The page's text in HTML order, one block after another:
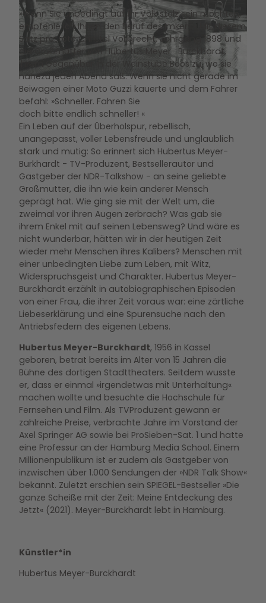
© Hallenbad - Zentrum junge Kultur Wolfsburg GmbH | CC-BY-SA
© Hallenbad - Zentrum junge Kultur Wolfsburg GmbH |
»Wenn Sie unbedingt auf Ihr Volk stolz sein möchten,
empfehle ich Ihnen den Beruf des Imkers.« Mit diesem
Satz prostete Christel Vollbrecht, Jahrgang 1898 und
die Großmutter von Hubertus Meyer- Burckhardt,
ihrem Gegenüber in der Weinstube Boos zu, wo sie
nahezu jeden Abend saß. Wenn sie nicht gerade im
Beiwagen einer Moto Guzzi kauerte und dem Fahrer
befahl: »Schneller. Fahren Sie
doch bitte endlich schneller! «
Ein Leben auf der Überholspur, rebellisch,
unangepasst, voller Lebensfreude und unglaublich
stark und mutig: So erinnert sich Hubertus Meyer-
Burkhardt - TV-Produzent, Bestsellerautor und
Gastgeber der NDR-Talkshow - an seine geliebte
Großmutter, die ihn wie kein anderer Mensch
geprägt hat. Wie ging sie mit der Welt um, die
zweimal vor ihren Augen zerbrach? Was gab sie
ihrem Enkel mit auf seinen Lebensweg? Und wäre es
nicht wunderbar, hätten wir in der heutigen Zeit
wieder mehr Menschen ihres Kalibers? Menschen mit
einer unbedingten Liebe zum Leben, mit Witz,
Widerspruchsgeist und Charakter. Hubertus Meyer-
Burckhardt erzählt in autobiographischen Episoden
von einer Frau, die ihrer Zeit voraus war: eine zärtliche
Liebeserklärung und eine Spurensuche nach den
Antriebsfedern des eigenen Lebens.
Hubertus Meyer-Burckhardt, 1956 in Kassel
geboren, betrat bereits im Alter von 15 Jahren die
Bühne des dortigen Stadttheaters. Seitdem wusste
er, dass er einmal »irgendetwas mit Unterhaltung«
machen wollte und besuchte die Hochschule für
Fernsehen und Film. Als TVProduzent gewann er
zahlreiche Preise, verbrachte Jahre im Vorstand der
Axel Springer AG sowie bei ProSieben-Sat. 1 und hatte
eine Professur an der Hamburg Media School. Einem
Millionenpublikum ist er zudem als Gastgeber von
inzwischen über 1.000 Sendungen der »NDR Talk Show«
bekannt. Zuletzt erschien sein SPIEGEL-Bestseller »Die
ganze Scheiße mit der Zeit: Meine Entdeckung des
Jetzt« (2021). Meyer-Burckhardt lebt in Hamburg.
Künstler*in
Hubertus Meyer-Burckhardt